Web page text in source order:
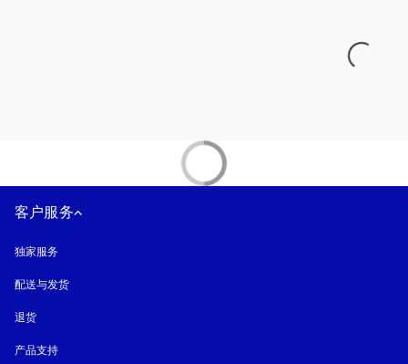
客户服务
独家服务
配送与发货
退货
产品支持